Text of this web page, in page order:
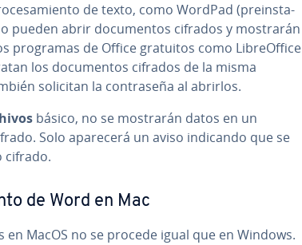
de texto, como WordPad (prei­n­s­ta­
pueden abrir do­cu­me­n­tos cifrados y mostrarán
programas de Office gratuitos como Li­breO­f­fi­ce
los do­cu­me­n­tos cifrados de la misma
solicitan la co­n­tra­se­ña al abrirlos.
básico, no se mostrarán datos en un
Solo aparecerá un aviso indicando que se
cifrado.
de Word en Mac
MacOS no se procede igual que en Windows.